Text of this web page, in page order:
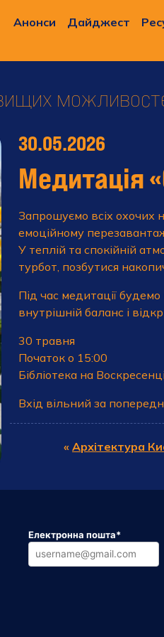
Анонси Дайджест
30.05.2026
Медитація
Запрошуємо всіх охочих
емоційному
У теплій та спокійній
турбот, позбутися
Під час медитації
внутрішній баланс і
30 травня
Початок о 15:00
Бібліотека на
Вхід вільний за
« Архітектура
Електронна пошта*